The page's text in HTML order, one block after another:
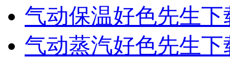
气动保温好色先生
气动蒸汽好色先生